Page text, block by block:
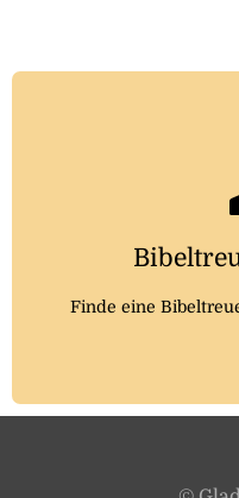
Finde eine
Noch
Auf der Website